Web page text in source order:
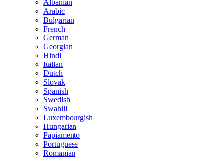
Albanian
Arabic
Bulgarian
French
German
Georgian
Hindi
Italian
Dutch
Slovak
Spanish
Swedish
Swahili
Luxembourgish
Hungarian
Papiamento
Portuguese
Romanian